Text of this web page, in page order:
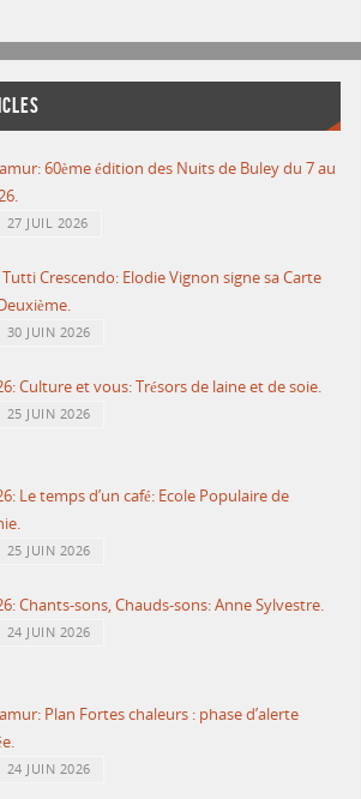
60ème édition des Nuits de Buley du 7 au
27 JUIL 2026
Crescendo: Elodie Vignon signe sa Carte
30 JUIN 2026
Culture et vous: Trésors de laine et de soie.
25 JUIN 2026
Le temps d’un café: Ecole Populaire de
25 JUIN 2026
Chants-sons, Chauds-sons: Anne Sylvestre.
24 JUIN 2026
Plan Fortes chaleurs : phase d’alerte
24 JUIN 2026